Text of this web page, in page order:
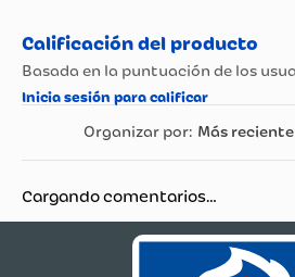
Más reciente
Cargando comentarios…